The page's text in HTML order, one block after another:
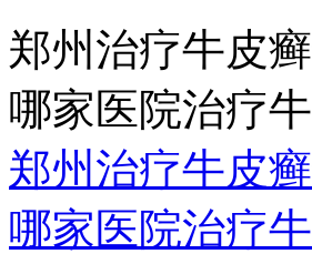
郑州治疗牛皮
哪家医院治疗
郑州治疗牛皮
哪家医院治疗